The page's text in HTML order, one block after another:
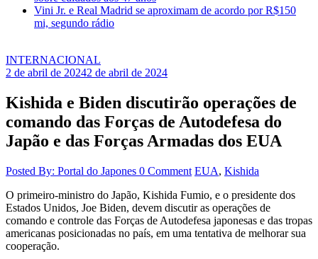
Vini Jr. e Real Madrid se aproximam de acordo por R$150
mi, segundo rádio
INTERNACIONAL
2 de abril de 20242 de abril de 2024
Kishida e Biden discutirão operações de
comando das Forças de Autodefesa do
Japão e das Forças Armadas dos EUA
Posted By: Portal do Japones 0 Comment EUA, Kishida
O primeiro-ministro do Japão, Kishida Fumio, e o presidente dos
Estados Unidos, Joe Biden, devem discutir as operações de
comando e controle das Forças de Autodefesa japonesas e das tropas
americanas posicionadas no país, em uma tentativa de melhorar sua
cooperação.